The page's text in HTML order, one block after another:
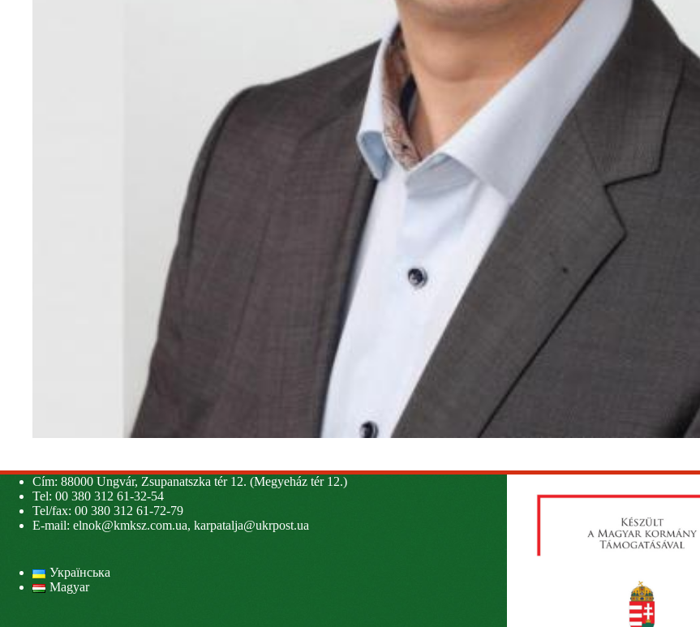
Cím: 88000 Ungvár, Zsupanatszka tér 12. (Megyeház tér 12.)
Tel: 00 380 312 61-32-54
Tel/fax: 00 380 312 61-72-79
E-mail: elnok@kmksz.com.ua, karpatalja@ukrpost.ua
Українська
Magyar